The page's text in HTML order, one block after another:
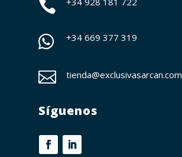

 +34 669 377 319
 tienda@exclusivasarcan.com
Síguenos